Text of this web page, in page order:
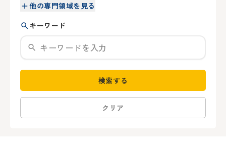
他の専門領域を見る
キーワード
検索する
クリア